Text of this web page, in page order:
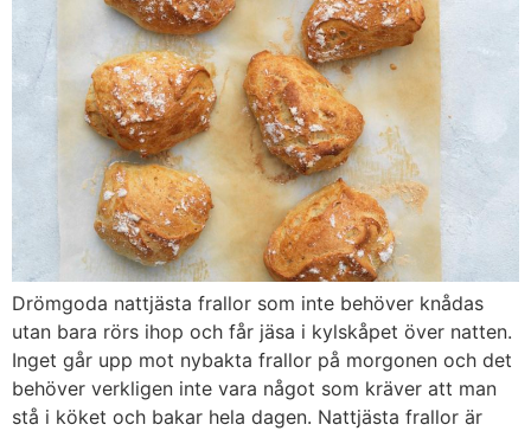
Drömgoda nattjästa frallor som inte behöver knådas
utan bara rörs ihop och får jäsa i kylskåpet över natten.
Inget går upp mot nybakta frallor på morgonen och det
behöver verkligen inte vara något som kräver att man
stå i köket och bakar hela dagen. Nattjästa frallor är